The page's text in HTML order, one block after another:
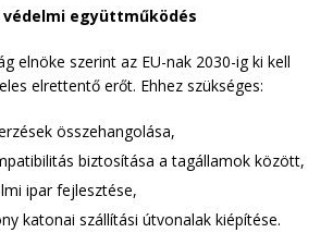
védelmi együttműködés
elnöke szerint az EU-nak 2030-ig ki kell
elrettentő erőt. Ehhez szükséges:
összehangolása,
biztosítása a tagállamok között,
ipar fejlesztése,
katonai szállítási útvonalak kiépítése.